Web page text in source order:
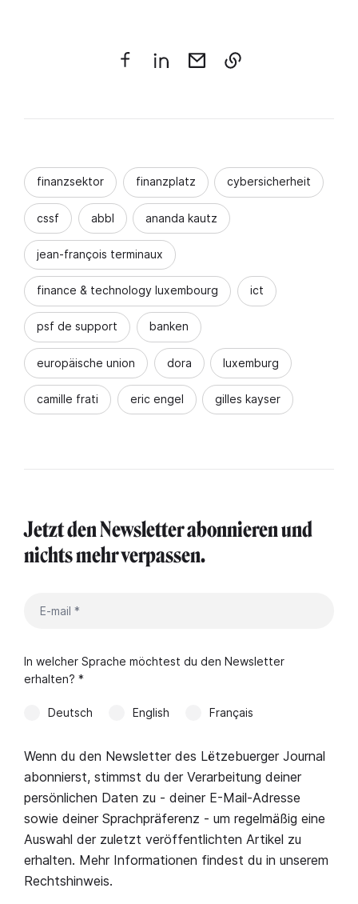
finanzsektor finanzplatz cybersicherheit
cssf abbl ananda kautz
jean-françois terminaux
finance & technology luxembourg ict
psf de support banken
europäische union dora luxemburg
camille frati eric engel gilles kayser
Jetzt den Newsletter abonnieren und
nichts mehr verpassen.
In welcher Sprache möchtest du den Newsletter
erhalten? *
Deutsch English Français
Wenn du den Newsletter des Lëtzebuerger Journal
abonnierst, stimmst du der Verarbeitung deiner
persönlichen Daten zu - deiner E-Mail-Adresse
sowie deiner Sprachpräferenz - um regelmäßig eine
Auswahl der zuletzt veröffentlichten Artikel zu
erhalten. Mehr Informationen findest du in unserem
Rechtshinweis.